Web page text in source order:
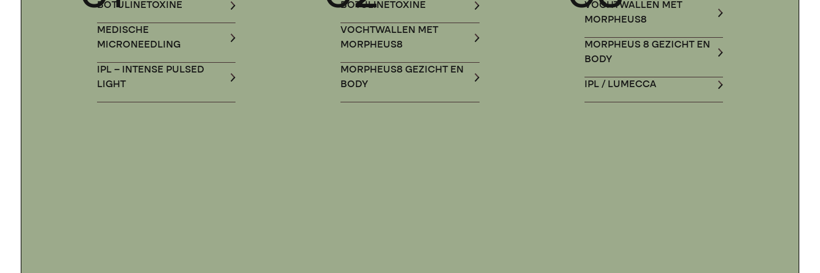
BOTULINETOXINE
MEDISCHE
MICRONEEDLING
IPL – INTENSE PULSED
LIGHT
BOTULINETOXINE
VOCHTWALLEN MET
MORPHEUS8
MORPHEUS8 GEZICHT EN
BODY
VOCHTWALLEN MET
MORPHEUS8
MORPHEUS 8 GEZICHT EN
BODY
IPL / LUMECCA